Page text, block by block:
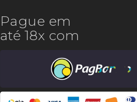
Pague em
até 18x com